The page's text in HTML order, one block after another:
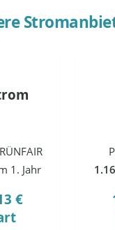
1. Jahr
€